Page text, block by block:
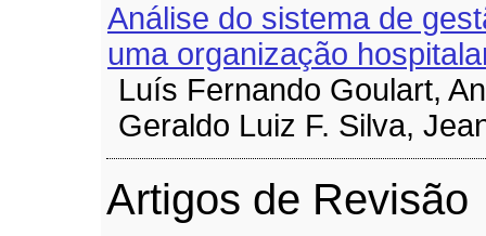
Análise do sistema de
uma organização
Luís Fernando Goulart,
Geraldo Luiz F. Silva,
Artigos de Revisão